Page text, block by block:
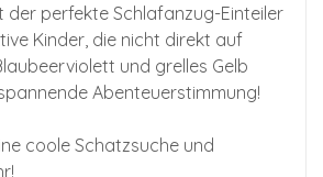
der perfekte Schlafanzug-Einteiler
Kinder, die nicht direkt auf
und grelles Gelb
Abenteuerstimmung!
coole Schatzsuche und